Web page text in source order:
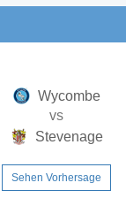
Wycombe
vs
Stevenage
Sehen Vorhersage